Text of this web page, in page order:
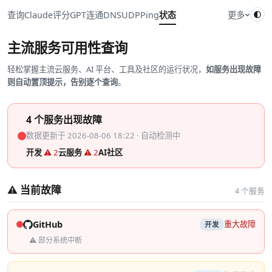
查询Claude评分GPT连通DNSUDPPing状态 更多
主流服务可用性查询
轻松掌握主流云服务、AI 平台、工具及社区的运行状况， 如服务出现故障
则自动置顶提示，告别逐个查询。
4 个服务出现故障
数据更新于 2026-08-06 18:22 · 自动检测中
开发⚠ 2云服务⚠ 2AI社区
⚠ 当前故障 4 个服务
GitHub 开发 重大故障
⚠ 部分系统中断